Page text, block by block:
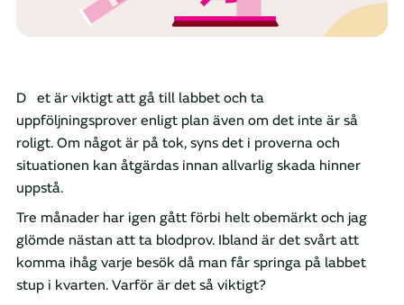
Det är viktigt att gå till labbet och ta
uppföljningsprover enligt plan även om det inte är så
roligt. Om något är på tok, syns det i proverna och
situationen kan åtgärdas innan allvarlig skada hinner
uppstå.
Tre månader har igen gått förbi helt obemärkt och jag
glömde nästan att ta blodprov. Ibland är det svårt att
komma ihåg varje besök då man får springa på labbet
stup i kvarten. Varför är det så viktigt?